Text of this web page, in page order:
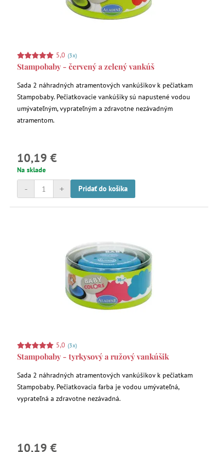
5,0 (3x)
Stampobaby - červený a zelený vankúš
Sada 2 náhradných atramentových vankúšikov k pečiatkam
Stampobaby. Pečiatkovacie vankúšiky sú napustené vodou
umývateľným, vyprateľným a zdravotne nezávadným
atramentom.
10,19 €
Na sklade
+
- Pridať do košíka
5,0 (3x)
Stampobaby - tyrkysový a ružový vankúšik
Sada 2 náhradných atramentových vankúšikov k pečiatkam
Stampobaby. Pečiatkovacia farba je vodou umývateľná,
vyprateľná a zdravotne nezávadná.
10,19 €